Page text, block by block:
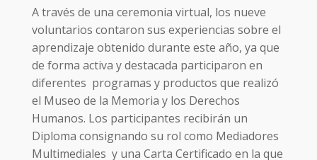
A través de una ceremonia virtual, los nueve
voluntarios contaron sus experiencias sobre el
aprendizaje obtenido durante este año, ya que
de forma activa y destacada participaron en
diferentes programas y productos que realizó
el Museo de la Memoria y los Derechos
Humanos. Los participantes recibirán un
Diploma consignando su rol como Mediadores
Multimediales y una Carta Certificado en la que